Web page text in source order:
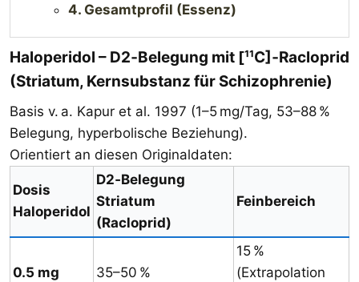
4. Gesamtprofil (Essenz)
Haloperidol – D2‑Belegung mit [¹¹C]‑Racloprid
(Striatum, Kernsubstanz für Schizophrenie)​
Basis v. a. Kapur et al. 1997 (1–5 mg/Tag, 53–88 %
Belegung, hyperbolische Beziehung).
Orientiert an diesen Originaldaten:
Dosis
Haloperidol
D2‑Belegung
Striatum
(Racloprid)
Feinbereich
0.5 mg 35–50 %
15 %
(Extrapolation